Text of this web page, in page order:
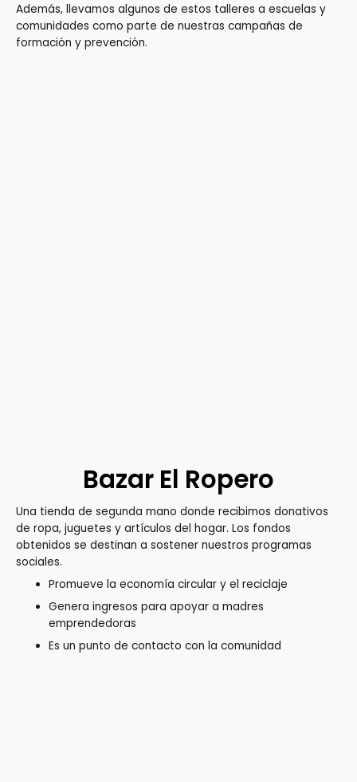
Además, llevamos algunos de estos talleres a escuelas y
comunidades como parte de nuestras campañas de
formación y prevención.
Bazar El Ropero
Una tienda de segunda mano donde recibimos donativos
de ropa, juguetes y artículos del hogar. Los fondos
obtenidos se destinan a sostener nuestros programas
sociales.
Promueve la economía circular y el reciclaje
Genera ingresos para apoyar a madres
emprendedoras
Es un punto de contacto con la comunidad